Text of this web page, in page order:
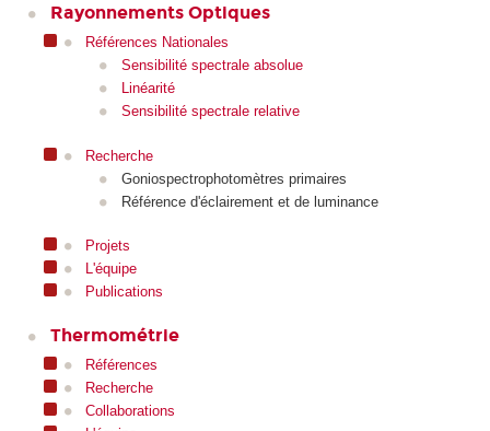
Rayonnements Optiques
Références Nationales
Sensibilité spectrale absolue
Linéarité
Sensibilité spectrale relative
Recherche
Goniospectrophotomètres primaires
Référence d'éclairement et de luminance
Projets
L'équipe
Publications
Thermométrie
Références
Recherche
Collaborations